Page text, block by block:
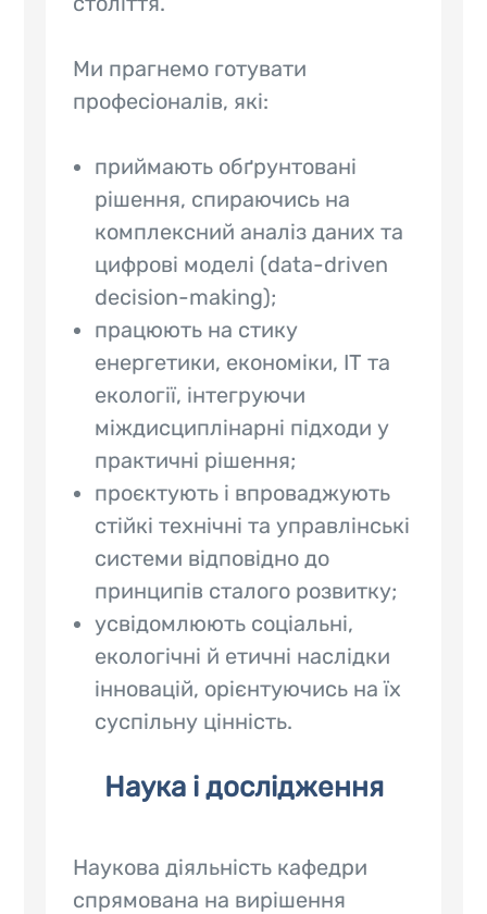
Ми прагнемо готувати
професіоналів, які:
приймають обґрунтовані
рішення, спираючись на
комплексний аналіз даних та
цифрові моделі (data-driven
decision-making);
працюють на стику
енергетики, економіки, ІТ та
екології, інтегруючи
міждисциплінарні підходи у
практичні рішення;
проєктують і впроваджують
стійкі технічні та управлінські
системи відповідно до
принципів сталого розвитку;
усвідомлюють соціальні,
екологічні й етичні наслідки
інновацій, орієнтуючись на їх
суспільну цінність.
Наука і дослідження
Наукова діяльність кафедри
спрямована на вирішення